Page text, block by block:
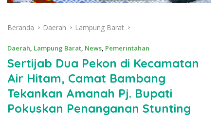
Beranda Daerah Lampung Barat
Daerah Lampung Barat News Pemerintahan
Sertijab Dua Pekon di Kecamatan
Air Hitam, Camat Bambang
Tekankan Amanah Pj. Bupati
Pokuskan Penanganan Stunting